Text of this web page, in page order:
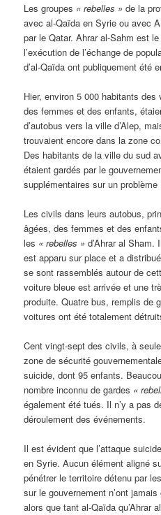
Les groupes « rebelles » de la
avec al-Qaïda en Syrie ou avec
par le Qatar. Ahrar al-Sahm est
l’exécution de l’échange de
d’al-Qaïda ont publiquement été
Hier, environ 5 000 habitants
des femmes et des enfants,
d’autobus vers la ville d’Alep,
trouvaient encore dans la zone
Des habitants de la ville du sud
étaient gardés par le
supplémentaires sur un
Les civils dans leurs autobus,
âgées, des femmes et des
les « rebelles » d’Ahrar al Sham.
est apparu sur place et a
se sont rassemblés autour de
voiture bleue est arrivée et une
produite. Quatre bus, remplis de
voitures ont été totalement
Cent vingt-sept des civils, à
zone de sécurité
suicide, dont 95 enfants.
nombre inconnu de gardes «
également été tués. Il n’y a pas
déroulement des événements.
Il est évident que l’attaque
en Syrie. Aucun élément aligné
pénétrer le territoire détenu par
sur le gouvernement n’ont
alors que tant al-Qaïda qu’Ahrar